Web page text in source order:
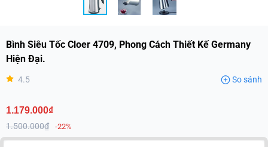
Bình Siêu Tốc Cloer 4709, Phong Cách Thiết Kế Germany
Hiện Đại.
4.5 So sánh
1.179.000₫
1.500.000₫ -22%